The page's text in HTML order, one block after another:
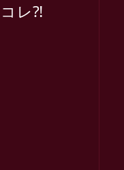
レ⁈